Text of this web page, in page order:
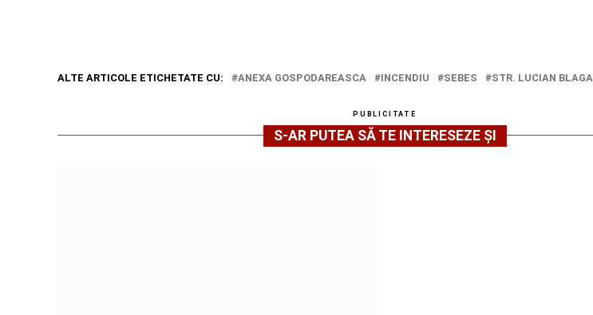
ALTE ARTICOLE ETICHETATE CU: ANEXA GOSPODAREASCA INCENDIU SEBES STR. LUCIAN BLAGA
PUBLICITATE
S-AR PUTEA SĂ TE INTERESEZE ȘI